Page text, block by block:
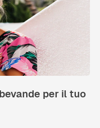
per il tuo